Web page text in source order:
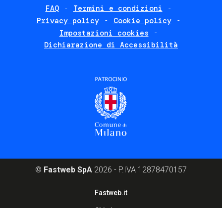
FAQ
Termini e condizioni
Privacy policy
Cookie policy
Impostazioni cookies
Dichiarazione di Accessibilità
© Fastweb SpA 2026 - P.IVA 12878470157
Fastweb.it